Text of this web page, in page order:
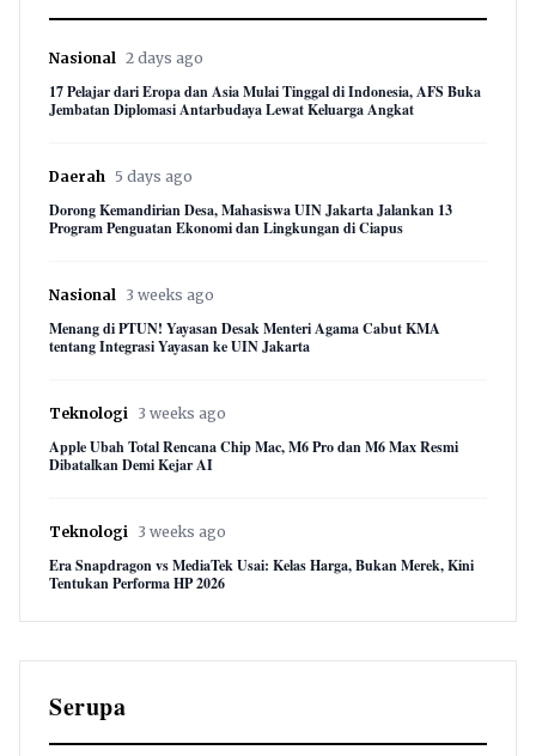
Nasional 2 days ago
17 Pelajar dari Eropa dan Asia Mulai Tinggal di Indonesia, AFS Buka
Jembatan Diplomasi Antarbudaya Lewat Keluarga Angkat
Daerah 5 days ago
Dorong Kemandirian Desa, Mahasiswa UIN Jakarta Jalankan 13
Program Penguatan Ekonomi dan Lingkungan di Ciapus
Nasional 3 weeks ago
Menang di PTUN! Yayasan Desak Menteri Agama Cabut KMA
tentang Integrasi Yayasan ke UIN Jakarta
Teknologi 3 weeks ago
Apple Ubah Total Rencana Chip Mac, M6 Pro dan M6 Max Resmi
Dibatalkan Demi Kejar AI
Teknologi 3 weeks ago
Era Snapdragon vs MediaTek Usai: Kelas Harga, Bukan Merek, Kini
Tentukan Performa HP 2026
Serupa